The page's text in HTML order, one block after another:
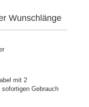
Wunschlänge
mit 2
Gebrauch